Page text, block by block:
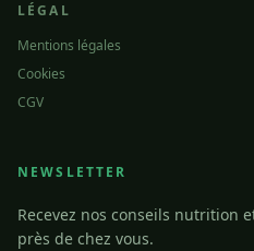
LÉGAL
Mentions légales
Cookies
CGV
NEWSLETTER
Recevez nos conseils nutrition
près de chez vous.